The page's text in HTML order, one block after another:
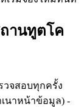
านทูตโค
วจสอบทุกครั้ง
เนาหน้าข้อมูล) -